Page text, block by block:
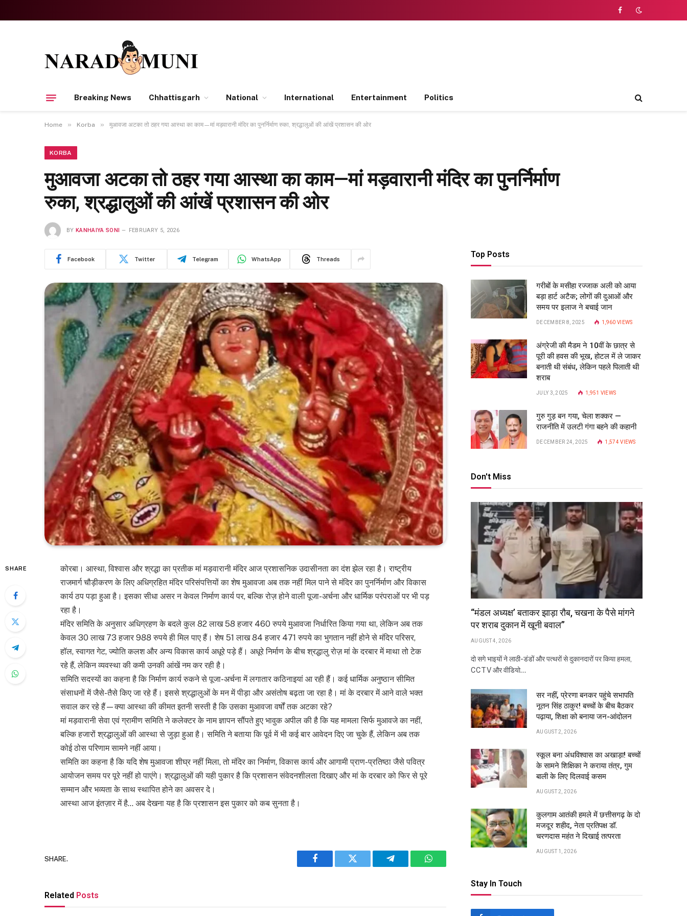
Facebook
Breaking News Chhattisgarh National International Entertainment Politics
Home » Korba » मुआवजा अटका तो ठहर गया आस्था का काम—मां मड़वारानी मंदिर का पुनर्निर्माण रुका, श्रद्धालुओं की आंखें प्रशासन की ओर
KORBA
मुआवजा अटका तो ठहर गया आस्था का काम—मां मड़वारानी मंदिर का पुनर्निर्माण
रुका, श्रद्धालुओं की आंखें प्रशासन की ओर
BY KANHAIYA SONI FEBRUARY 5, 2026
Facebook Twitter Telegram WhatsApp Threads
SHARE
कोरबा। आस्था, विश्वास और श्रद्धा का प्रतीक मां मड़वारानी मंदिर आज प्रशासनिक उदासीनता का दंश झेल रहा है। राष्ट्रीय
राजमार्ग चौड़ीकरण के लिए अधिग्रहित मंदिर परिसंपत्तियों का शेष मुआवजा अब तक नहीं मिल पाने से मंदिर का पुनर्निर्माण और विकास
कार्य ठप पड़ा हुआ है। इसका सीधा असर न केवल निर्माण कार्य पर, बल्कि रोज़ होने वाली पूजा-अर्चना और धार्मिक परंपराओं पर भी पड़
रहा है।
मंदिर समिति के अनुसार अधिग्रहण के बदले कुल 82 लाख 58 हजार 460 रुपये मुआवजा निर्धारित किया गया था, लेकिन अब तक
केवल 30 लाख 73 हजार 988 रुपये ही मिल पाए हैं। शेष 51 लाख 84 हजार 471 रुपये का भुगतान नहीं होने से मंदिर परिसर,
हॉल, स्वागत गेट, ज्योति कलश और अन्य विकास कार्य अधूरे पड़े हैं। अधूरे निर्माण के बीच श्रद्धालु रोज़ मां के दरबार में माथा तो टेक
रहे हैं, लेकिन व्यवस्था की कमी उनकी आंखें नम कर रही है।
समिति सदस्यों का कहना है कि निर्माण कार्य रुकने से पूजा-अर्चना में लगातार कठिनाइयां आ रही हैं। कई धार्मिक अनुष्ठान सीमित
संसाधनों में जैसे-तैसे किए जा रहे हैं। इससे श्रद्धालुओं के मन में पीड़ा और असंतोष बढ़ता जा रहा है। मां के दरबार में आने वाले भक्त
सवाल कर रहे हैं—क्या आस्था की कीमत इतनी सस्ती है कि उसका मुआवजा वर्षों तक अटका रहे?
मां मड़वारानी सेवा एवं ग्रामीण समिति ने कलेक्टर के नाम ज्ञापन सौंपते हुए भावुक अपील की है कि यह मामला सिर्फ मुआवजे का नहीं,
बल्कि हजारों श्रद्धालुओं की आस्था से जुड़ा हुआ है। समिति ने बताया कि पूर्व में भी कई बार आवेदन दिए जा चुके हैं, लेकिन अब तक
कोई ठोस परिणाम सामने नहीं आया।
समिति का कहना है कि यदि शेष मुआवजा शीघ्र नहीं मिला, तो मंदिर का निर्माण, विकास कार्य और आगामी प्राण-प्रतिष्ठा जैसे पवित्र
आयोजन समय पर पूरे नहीं हो पाएंगे। श्रद्धालुओं की यही पुकार है कि प्रशासन संवेदनशीलता दिखाए और मां के दरबार को फिर से पूरे
सम्मान और भव्यता के साथ स्थापित होने का अवसर दे।
आस्था आज इंतज़ार में है… अब देखना यह है कि प्रशासन इस पुकार को कब सुनता है।
SHARE.
Facebook Twitter Telegram WhatsApp
Related Posts
Top Posts
गरीबों के मसीहा रज्‍जाक अली को आया
बड़ा हार्ट अटैक; लोगों की दुआओं और
समय पर इलाज ने बचाई जान
DECEMBER 8, 2025 1,960 VIEWS
अंग्रेजी की मैडम ने 10वीं के छात्र से
पूरी की हवस की भूख, होटल में ले जाकर
बनाती थी संबंध, लेकिन पहले पिलाती थी
शराब
JULY 3, 2025 1,951 VIEWS
गुरु गुड़ बन गया, चेला शक्कर —
राजनीति में उलटी गंगा बहने की कहानी
DECEMBER 24, 2025 1,574VIEWS
Don't Miss
“मंडल अध्यक्ष’ बताकर झाड़ा रौब, चखना के पैसे मांगने
पर शराब दुकान में खूनी बवाल”
AUGUST 4, 2026
दो सगे भाइयों ने लाठी-डंडों और पत्थरों से दुकानदारों पर किया हमला,
CCTV और वीडियो…
सर नहीं, प्रेरणा बनकर पहुंचे सभापति
नूतन सिंह ठाकुर! बच्चों के बीच बैठकर
पढ़ाया, शिक्षा को बनाया जन-आंदोलन
AUGUST 2, 2026
स्कूल बना अंधविश्वास का अखाड़ा! बच्चों
के सामने शिक्षिका ने कराया तंत्र, गुम
बाली के लिए दिलवाई कसम
AUGUST 2, 2026
कुलगाम आतंकी हमले में छत्तीसगढ़ के दो
मजदूर शहीद, नेता प्रतिपक्ष डॉ.
चरणदास महंत ने दिखाई तत्परता
AUGUST 1, 2026
Stay In Touch